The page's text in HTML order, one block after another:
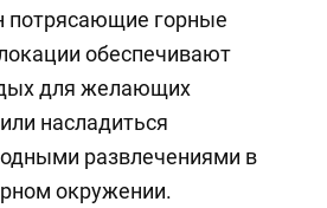
потрясающие горные
обеспечивают
для желающих
насладиться
развлечениями в
окружении.